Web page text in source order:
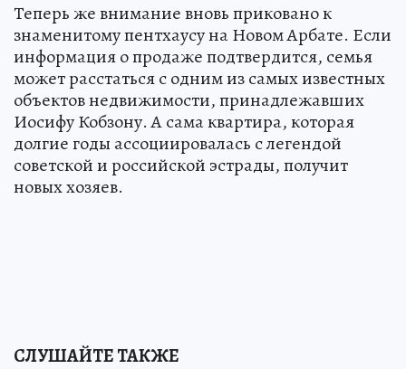
Теперь же внимание вновь приковано к
знаменитому пентхаусу на Новом Арбате. Если
информация о продаже подтвердится, семья
может расстаться с одним из самых известных
объектов недвижимости, принадлежавших
Иосифу Кобзону. А сама квартира, которая
долгие годы ассоциировалась с легендой
советской и российской эстрады, получит
новых хозяев.
СЛУШАЙТЕ ТАКЖЕ